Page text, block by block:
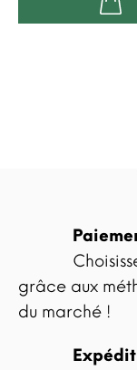
grâce aux
du marché !